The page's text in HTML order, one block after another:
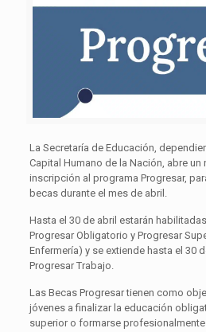
La Secretaría de Educación,
Capital Humano de la Nación, abre
inscripción al programa Progresar,
becas durante el mes de abril.
Hasta el 30 de abril estarán
Progresar Obligatorio y Progresar
Enfermería) y se extiende hasta el 30
Progresar Trabajo.
Las Becas Progresar tienen como
jóvenes a finalizar la educación
superior o formarse profesionalmente.